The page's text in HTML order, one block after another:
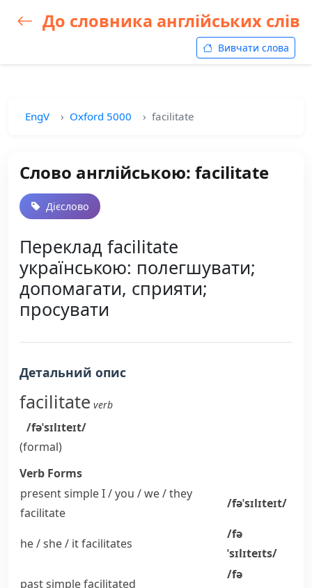
До словника англійських слів
Вивчати слова
EngV Oxford 5000 facilitate
Слово англійською: facilitate
Дієслово
Переклад facilitate
українською: полегшувати;
допомагати, сприяти;
просувати
Детальний опис
facilitate verb
/fəˈsɪlɪteɪt/
(formal)
Verb Forms
present simple I / you / we / they
facilitate
/fəˈsɪlɪteɪt/
he / she / itfacilitates
/fə
ˈsɪlɪteɪts/
past simplefacilitated
/fə